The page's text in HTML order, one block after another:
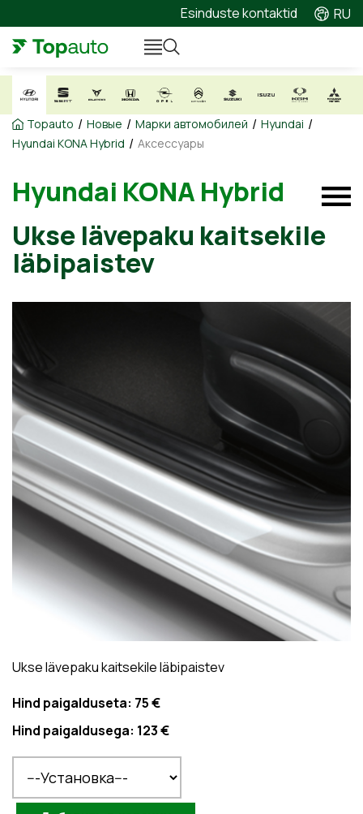
Esinduste kontaktid RU
Topauto / Новые / Марки автомобилей / Hyundai /
Hyundai KONA Hybrid / Аксессуары
Hyundai KONA Hybrid
Ukse lävepaku kaitsekile
läbipaistev
Ukse lävepaku kaitsekile läbipaistev
Hind paigalduseta: 75 €
Hind paigaldusega: 123 €